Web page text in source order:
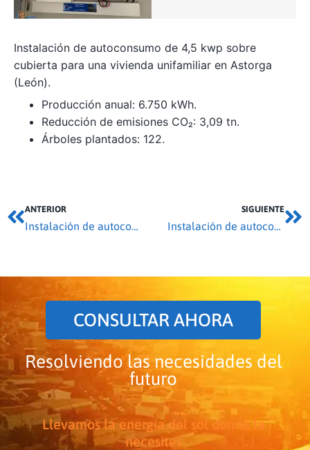
Instalación de autoconsumo de 4,5 kwp sobre
cubierta para una vivienda unifamiliar en Astorga
(León).
Producción anual: 6.750 kWh.
Reducción de emisiones CO₂: 3,09 tn.
Árboles plantados: 122.
ANTERIOR SIGUIENTE
CONSULTAR AHORA
Resolviendo las necesidades del
futuro
Llevamos la energía del sol donde la
necesites